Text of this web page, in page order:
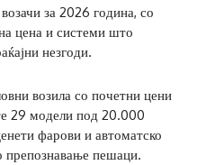
за 2026 година, со
цена и системи што
незгоди.
возила со почетни цени
29 модели под 20.000
фарови и автоматско
препознавање пешаци.